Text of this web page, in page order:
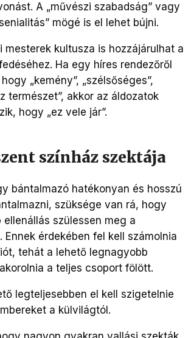
A „művészi szabadság” vagy
mögé is el lehet bújni.
mesterek kultusza is hozzájárulhat a
Ha egy híres rendezőről
„kemény”, „szélsőséges”,
természet”, akkor az áldozatok
hogy „ez vele jár”.
színház szektája
bántalmazó hatékonyan és hosszú
szüksége van rá, hogy
ellenállás szülessen meg a
Ennek érdekében fel kell számolnia
tehát a lehető legnagyobb
a teljes csoport fölött.
legteljesebben el kell szigetelnie
a külvilágtól.